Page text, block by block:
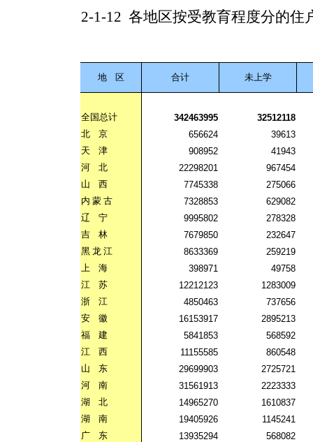
2-1-12 各地区按受教育程度分的住
地 区 合计 未上学
全国总计 342463995
32512118
北
京 656624
39613
天
津 908952
41943
河
北 22298201
967454
山
西 7745338
275066
内 蒙 古 7328853
629082
辽
宁 9995802
278328
吉
林 7679850
232647
黑 龙 江 8633369
259219
上
海 398971
49758
江
苏 12212123
1283009
浙
江 4850463
737656
安
徽 16153917
2895213
福
建 5841853
568592
江
西 11155585
860548
山
东 29699903
2725721
河
南 31561913
2223333
湖
北 14965270
1610837
湖
南 19405926
1145241
广
东 13935294
568082